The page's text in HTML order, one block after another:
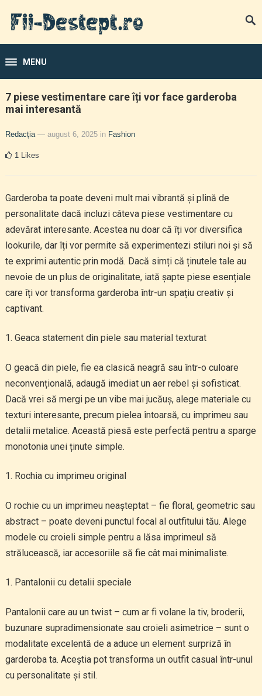
MENU
7 piese vestimentare care îți vor face garderoba
mai interesantă
Redacția — august 6, 2025 in Fashion
1 Likes
Garderoba ta poate deveni mult mai vibrantă și plină de
personalitate dacă incluzi câteva piese vestimentare cu
adevărat interesante. Acestea nu doar că îți vor diversifica
lookurile, dar îți vor permite să experimentezi stiluri noi și să
te exprimi autentic prin modă. Dacă simți că ținutele tale au
nevoie de un plus de originalitate, iată șapte piese esențiale
care îți vor transforma garderoba într-un spațiu creativ și
captivant.
Geaca statement din piele sau material texturat
O geacă din piele, fie ea clasică neagră sau într-o culoare
neconvențională, adaugă imediat un aer rebel și sofisticat.
Dacă vrei să mergi pe un vibe mai jucăuș, alege materiale cu
texturi interesante, precum pielea întoarsă, cu imprimeu sau
detalii metalice. Această piesă este perfectă pentru a sparge
monotonia unei ținute simple.
Rochia cu imprimeu original
O rochie cu un imprimeu neașteptat – fie floral, geometric sau
abstract – poate deveni punctul focal al outfitului tău. Alege
modele cu croieli simple pentru a lăsa imprimeul să
strălucească, iar accesoriile să fie cât mai minimaliste.
Pantalonii cu detalii speciale
Pantalonii care au un twist – cum ar fi volane la tiv, broderii,
buzunare supradimensionate sau croieli asimetrice – sunt o
modalitate excelentă de a aduce un element surpriză în
garderoba ta. Aceștia pot transforma un outfit casual într-unul
cu personalitate și stil.